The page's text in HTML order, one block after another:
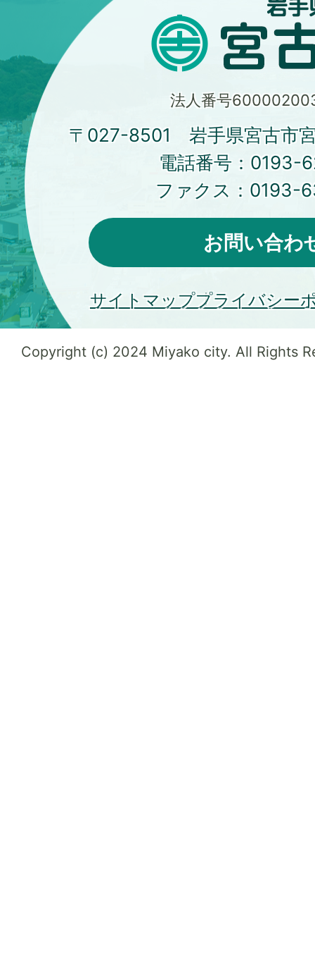
法人番号
〒027-8501 岩手県宮古市
電話番号： 0193-
ファクス： 0193-
お問い合わ
サイトマッププライバシー
Copyright (c) 2024 Miyako city. All Rights